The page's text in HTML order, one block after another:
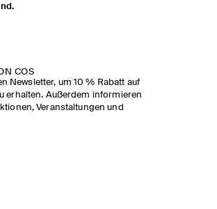
COS
Newsletter, um 10 % Rabatt auf
erhalten. Außerdem informieren
Veranstaltungen und